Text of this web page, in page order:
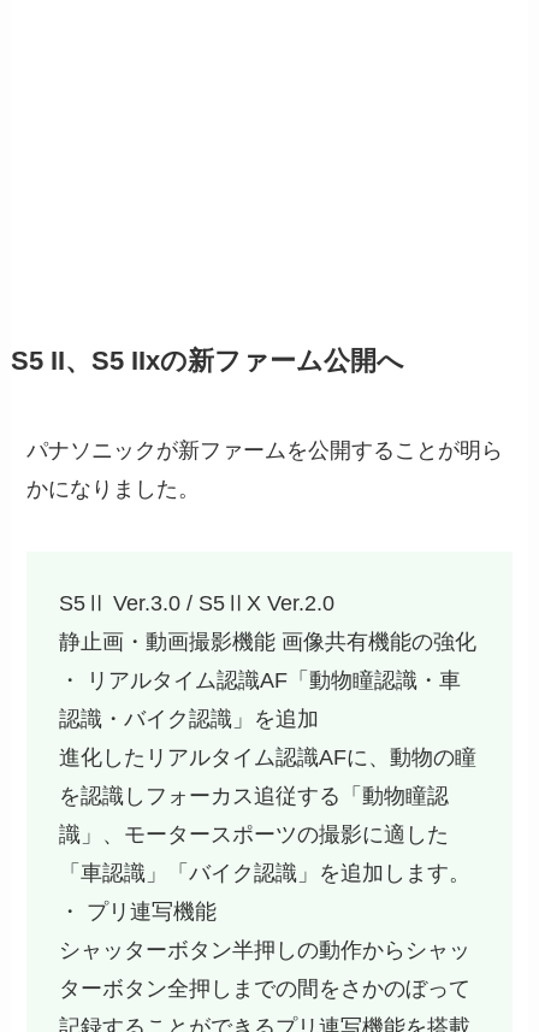
S5 II、S5 IIxの新ファーム公開へ
パナソニックが新ファームを公開することが明ら
かになりました。
S5Ⅱ Ver.3.0 / S5ⅡX Ver.2.0
静止画・動画撮影機能 画像共有機能の強化
・ リアルタイム認識AF「動物瞳認識・車
認識・バイク認識」を追加
進化したリアルタイム認識AFに、動物の瞳
を認識しフォーカス追従する「動物瞳認
識」、モータースポーツの撮影に適した
「車認識」「バイク認識」を追加します。
・ プリ連写機能
シャッターボタン半押しの動作からシャッ
ターボタン全押しまでの間をさかのぼって
記録することができるプリ連写機能を搭載